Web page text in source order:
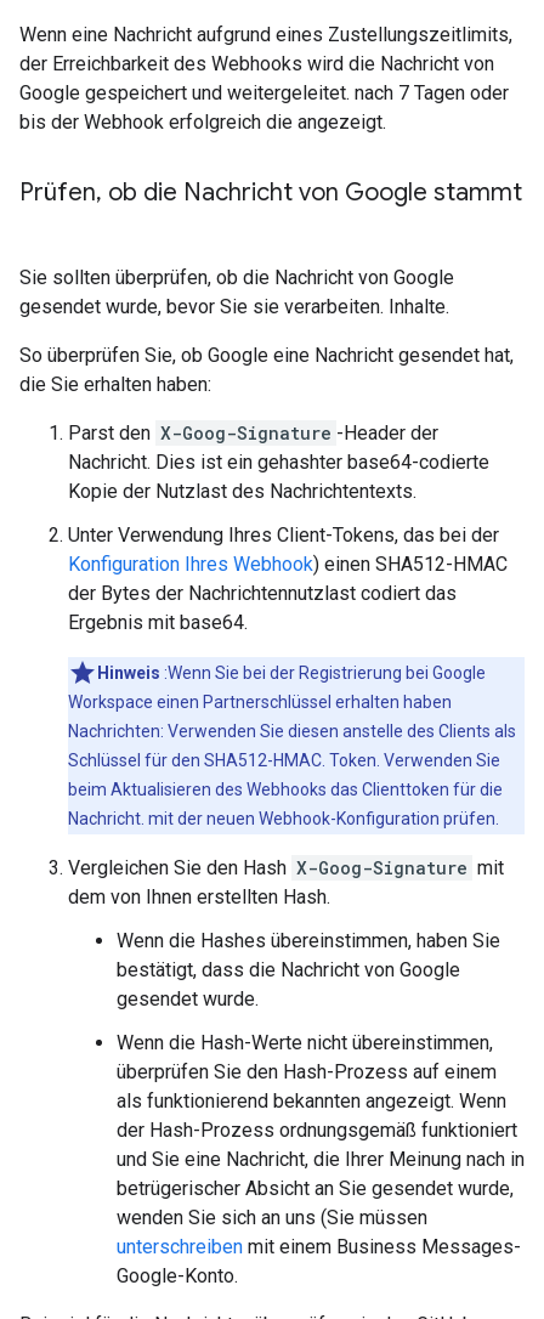
Wenn eine Nachricht aufgrund eines Zustellungszeitlimits,
der Erreichbarkeit des Webhooks wird die Nachricht von
Google gespeichert und weitergeleitet. nach 7 Tagen oder
bis der Webhook erfolgreich die angezeigt.
Prüfen, ob die Nachricht von Google stammt
Sie sollten überprüfen, ob die Nachricht von Google
gesendet wurde, bevor Sie sie verarbeiten. Inhalte.
So überprüfen Sie, ob Google eine Nachricht gesendet hat,
die Sie erhalten haben:
Parst den X-Goog-Signature -Header der
Nachricht. Dies ist ein gehashter base64-codierte
Kopie der Nutzlast des Nachrichtentexts.
Unter Verwendung Ihres Client-Tokens, das bei der
Konfiguration Ihres Webhook) einen SHA512-HMAC
der Bytes der Nachrichtennutzlast codiert das
Ergebnis mit base64.
Hinweis :Wenn Sie bei der Registrierung bei Google
Workspace einen Partnerschlüssel erhalten haben
Nachrichten: Verwenden Sie diesen anstelle des Clients als
Schlüssel für den SHA512-HMAC. Token. Verwenden Sie
beim Aktualisieren des Webhooks das Clienttoken für die
Nachricht. mit der neuen Webhook-Konfiguration prüfen.
Vergleichen Sie den Hash X-Goog-Signature mit
dem von Ihnen erstellten Hash.
Wenn die Hashes übereinstimmen, haben Sie
bestätigt, dass die Nachricht von Google
gesendet wurde.
Wenn die Hash-Werte nicht übereinstimmen,
überprüfen Sie den Hash-Prozess auf einem
als funktionierend bekannten angezeigt. Wenn
der Hash-Prozess ordnungsgemäß funktioniert
und Sie eine Nachricht, die Ihrer Meinung nach in
betrügerischer Absicht an Sie gesendet wurde,
wenden Sie sich an uns (Sie müssen
unterschreiben mit einem Business Messages-
Google-Konto.